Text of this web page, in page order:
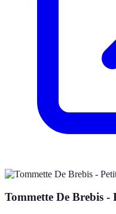
Tommette De Brebis -